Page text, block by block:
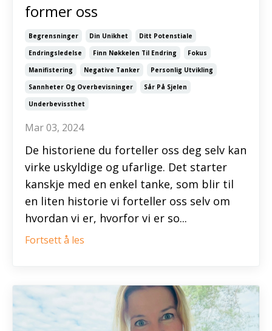
former oss
Begrensninger Din Unikhet
Ditt Potenstiale
Endringsledelse
Finn Nøkkelen Til Endring
Fokus
Manifistering
Negative Tanker
Personlig Utvikling
Sannheter Og Overbevisninger
Sår På Sjelen
Underbevissthet
Mar 03, 2024
De historiene du forteller oss deg selv kan
virke uskyldige og ufarlige. Det starter
kanskje med en enkel tanke, som blir til
en liten historie vi forteller oss selv om
hvordan vi er, hvorfor vi er so...
Fortsett å les